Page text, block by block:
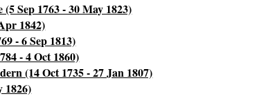
Sep 1763 - 30 May 1823)
1842)
- 6 Sep 1813)
- 4 Oct 1860)
(14 Oct 1735 - 27 Jan 1807)
1826)